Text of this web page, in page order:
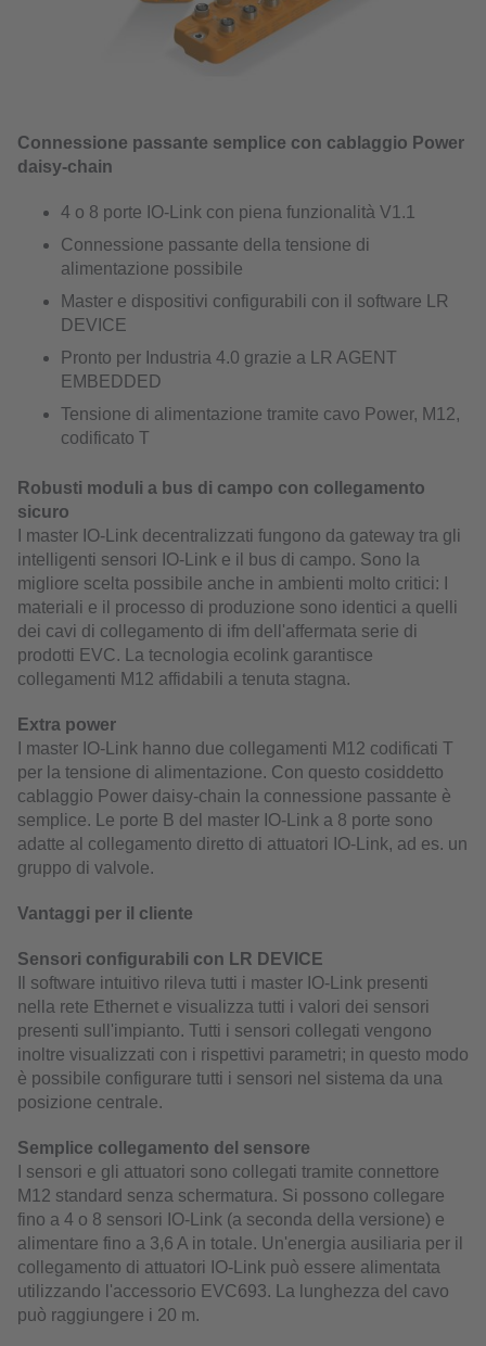
Connessione passante semplice con cablaggio Power
daisy-chain
4 o 8 porte IO-Link con piena funzionalità V1.1
Connessione passante della tensione di
alimentazione possibile
Master e dispositivi configurabili con il software LR
DEVICE
Pronto per Industria 4.0 grazie a LR AGENT
EMBEDDED
Tensione di alimentazione tramite cavo Power, M12,
codificato T
Robusti moduli a bus di campo con collegamento
sicuro
I master IO-Link decentralizzati fungono da gateway tra gli
intelligenti sensori IO-Link e il bus di campo. Sono la
migliore scelta possibile anche in ambienti molto critici: I
materiali e il processo di produzione sono identici a quelli
dei cavi di collegamento di ifm dell'affermata serie di
prodotti EVC. La tecnologia ecolink garantisce
collegamenti M12 affidabili a tenuta stagna.
Extra power
I master IO-Link hanno due collegamenti M12 codificati T
per la tensione di alimentazione. Con questo cosiddetto
cablaggio Power daisy-chain la connessione passante è
semplice. Le porte B del master IO-Link a 8 porte sono
adatte al collegamento diretto di attuatori IO-Link, ad es. un
gruppo di valvole.
Vantaggi per il cliente
Sensori configurabili con LR DEVICE
Il software intuitivo rileva tutti i master IO-Link presenti
nella rete Ethernet e visualizza tutti i valori dei sensori
presenti sull'impianto. Tutti i sensori collegati vengono
inoltre visualizzati con i rispettivi parametri; in questo modo
è possibile configurare tutti i sensori nel sistema da una
posizione centrale.
Semplice collegamento del sensore
I sensori e gli attuatori sono collegati tramite connettore
M12 standard senza schermatura. Si possono collegare
fino a 4 o 8 sensori IO-Link (a seconda della versione) e
alimentare fino a 3,6 A in totale. Un'energia ausiliaria per il
collegamento di attuatori IO-Link può essere alimentata
utilizzando l'accessorio EVC693. La lunghezza del cavo
può raggiungere i 20 m.